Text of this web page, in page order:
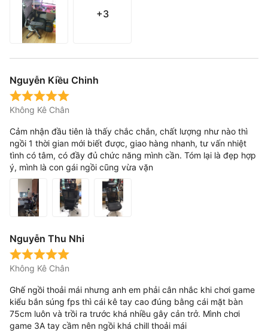
+3
Nguyễn Kiều Chinh
Không Kê Chân
Cảm nhận đầu tiên là thấy chắc chắn, chất lượng như nào thì
ngồi 1 thời gian mới biết được, giao hàng nhanh, tư vấn nhiệt
tình có tâm, có đầy đủ chức năng mình cần. Tóm lại là đẹp hợp
ý, mình là con gái ngồi cũng vừa vặn
Nguyễn Thu Nhi
Không Kê Chân
Ghế ngồi thoải mái nhưng anh em phải cân nhắc khi chơi game
kiểu bắn súng fps thì cái kê tay cao đúng bằng cái mặt bàn
75cm luôn và trồi ra trước khá nhiều gây cản trở. Mình chơi
game 3A tay cầm nên ngồi khá chill thoải mái